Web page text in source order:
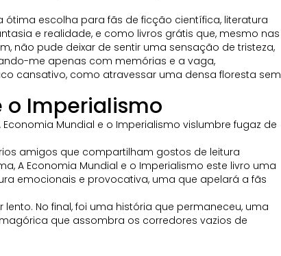
ótima escolha para fãs de ficção científica, literatura
e realidade, e como livros grátis que, mesmo nas
não pude deixar de sentir uma sensação de tristeza,
me apenas com memórias e a vaga,
cansativo, como atravessar uma densa floresta sem
o Imperialismo
Mundial e o Imperialismo vislumbre fugaz de
amigos que compartilham gostos de leitura
A Economia Mundial e o Imperialismo este livro uma
emocionais e provocativa, uma que apelará a fãs
No final, foi uma história que permaneceu, uma
que assombra os corredores vazios de